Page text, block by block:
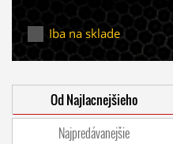
Iba na sklade
Od Najlacnejšieho
Najpredávanejšie